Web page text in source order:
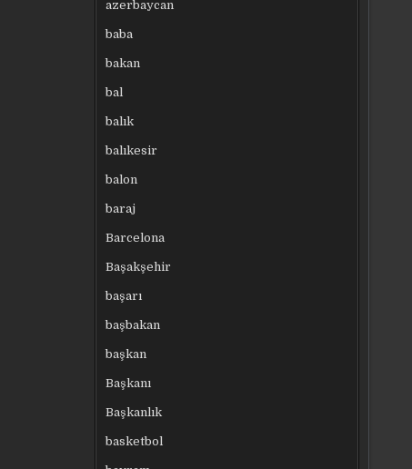
azerbaycan
baba
bakan
bal
balık
balıkesir
balon
baraj
Barcelona
Başakşehir
başarı
başbakan
başkan
Başkanı
Başkanlık
basketbol